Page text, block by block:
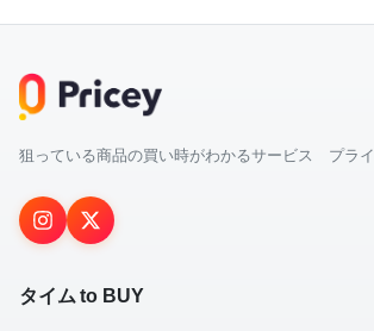
狙っている商品の買い時がわかるサービス プラ
タイム to BUY